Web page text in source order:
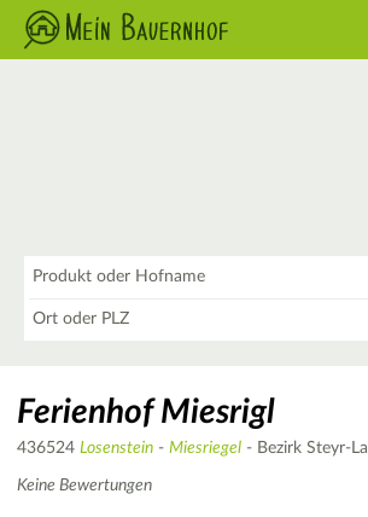
Ferienhof Miesrigl
436524 Losenstein - Miesriegel - Bezirk Steyr-
Keine Bewertungen